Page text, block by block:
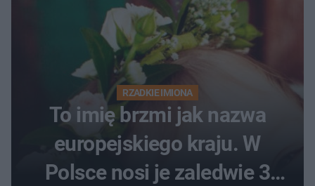
RZADKIE IMIONA
To imię brzmi jak nazwa
europejskiego kraju. W
Polsce nosi je zaledwie 3